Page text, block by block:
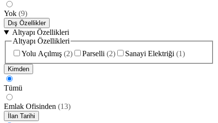
Yok (9)
Dış Özellikler
Altyapı Özellikleri
Altyapı Özellikleri
Yolu Açılmış (2) Parselli (2) Sanayi Elektriği (1)
Kimden
Tümü
Emlak Ofisinden (13)
İlan Tarihi